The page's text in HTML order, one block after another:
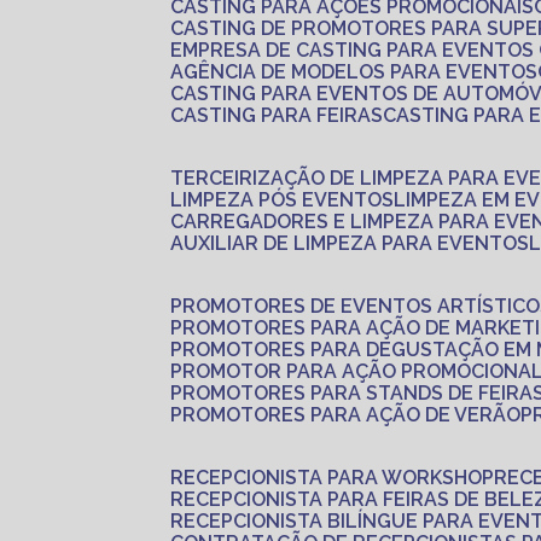
CASTING PARA AÇÕES PROMOCIONAIS
CASTING DE PROMOTORES PARA
EMPRESA DE CASTING PARA
AGÊNCIA DE MODELOS PARA EVENTOS
CASTING PARA EVENTOS DE
CASTING PARA FEIRAS
CASTING PARA
TERCEIRIZAÇÃO DE LIMPEZA PARA
LIMPEZA PÓS EVENTOS
LIMPEZA EM
CARREGADORES E LIMPEZA PARA
AUXILIAR DE LIMPEZA PARA EVENTOS
PROMOTORES DE EVENTOS
PROMOTORES PARA AÇÃO DE
PROMOTORES PARA DEGUSTAÇÃO EM
PROMOTOR PARA AÇÃO
PROMOTORES PARA STANDS DE
PROMOTORES PARA AÇÃO DE VERÃO
RECEPCIONISTA PARA WORKSHOP
RECEPCIONISTA PARA FEIRAS DE
RECEPCIONISTA BILÍNGUE PARA